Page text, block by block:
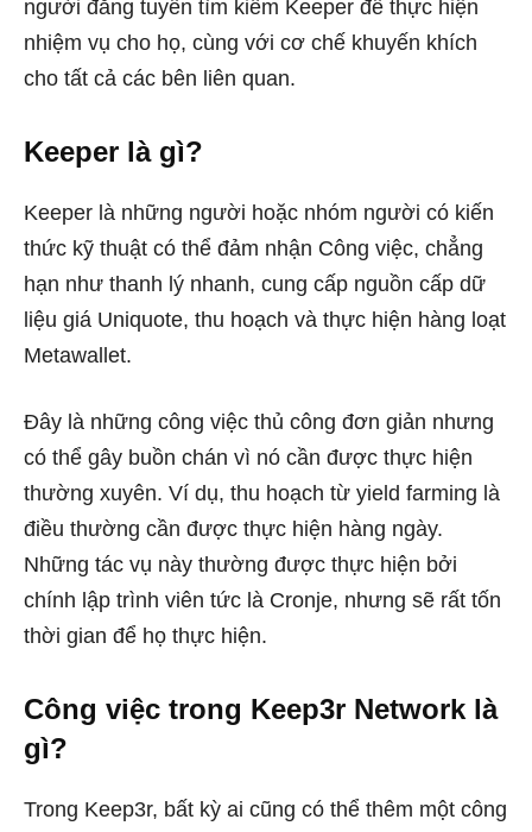
người đăng tuyển tìm kiếm Keeper để thực hiện
nhiệm vụ cho họ, cùng với cơ chế khuyến khích
cho tất cả các bên liên quan.
Keeper là gì?
Keeper là những người hoặc nhóm người có kiến ​​
thức kỹ thuật có thể đảm nhận Công việc, chẳng
hạn như thanh lý nhanh, cung cấp nguồn cấp dữ
liệu giá Uniquote, thu hoạch và thực hiện hàng loạt
Metawallet.
Đây là những công việc thủ công đơn giản nhưng
có thể gây buồn chán vì nó cần được thực hiện
thường xuyên. Ví dụ, thu hoạch từ yield farming là
điều thường cần được thực hiện hàng ngày.
Những tác vụ này thường được thực hiện bởi
chính lập trình viên tức là Cronje, nhưng sẽ rất tốn
thời gian để họ thực hiện.
Công việc trong Keep3r Network là
gì?
Trong Keep3r, bất kỳ ai cũng có thể thêm một công